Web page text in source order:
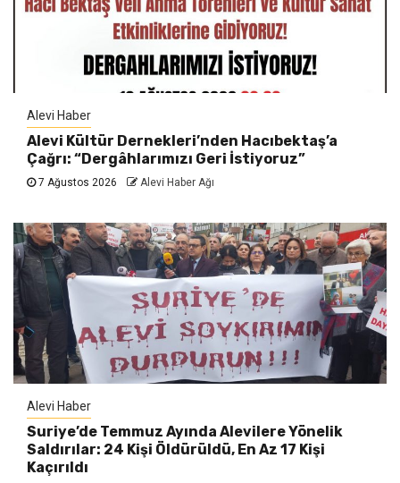
Alevi Haber
Alevi Kültür Dernekleri’nden Hacıbektaş’a
Çağrı: “Dergâhlarımızı Geri İstiyoruz”
7 Ağustos 2026 Alevi Haber Ağı
Alevi Haber
Suriye’de Temmuz Ayında Alevilere Yönelik
Saldırılar: 24 Kişi Öldürüldü, En Az 17 Kişi
Kaçırıldı